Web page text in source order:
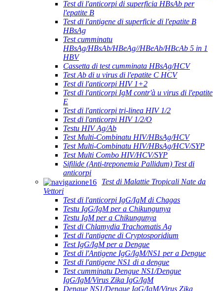
Test di l'anticorpi di superficia HBsAb per
l'epatite B
Test di l'antigene di superficie di l'epatite B
HBsAg
Test cumminatu
HBsAg/HBsAb/HBeAg//HBeAb/HBcAb 5 in 1
HBV
Cassetta di test cumminata HBsAg/HCV
Test Ab di u virus di l'epatite C HCV
Test di l'anticorpi HIV 1+2
Test di l'anticorpi IgM contr'à u virus di l'epatite
E
Test di l'anticorpi tri-linea HIV 1/2
Test di l'anticorpi HIV 1/2/O
Testu HIV Ag/Ab
Test Multi-Combinatu HIV/HBsAg/HCV
Test Multi-Combinatu HIV/HBsAg/HCV/SYP
Test Multi Combo HIV/HCV/SYP
Sifilide (Anti-treponemia Pallidum) Test di
anticorpi
Test di Malattie Tropicali Nate da
Vettori
Test di l'anticorpi IgG/IgM di Chagas
Testu IgG/IgM per a Chikungunya
Testu IgM per a Chikungunya
Test di Chlamydia Trachomatis Ag
Test di l'antigene di Cryptosporidium
Test IgG/IgM per a Dengue
Test di l'Antigene IgG/IgM/NS1 per a Dengue
Test di l'antigene NS1 di a dengue
Test cumminatu Dengue NS1/Dengue
IgG/IgM/Virus Zika IgG/IgM
Dengue NS1/Dengue IgG/IgM/Virus Zika